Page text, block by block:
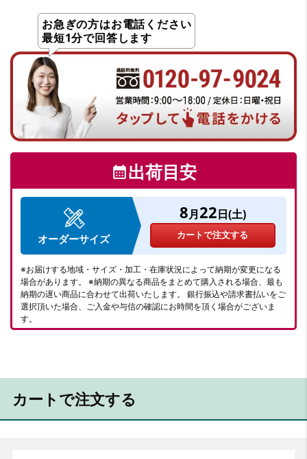
お急ぎの方はお電話ください
最短1分で回答します
calendar_month出荷目安
オーダーサイズ
8月22日(土)
カートで注文する
※お届けする地域・サイズ・加工・在庫状況によって納期が変更になる
場合があります。 ※納期の異なる商品をまとめて購入される場合、最も
納期の遅い商品に合わせて出荷いたします。 銀行振込や請求書払いをご
選択頂いた場合、ご入金や与信の確認にお時間を頂く場合がございま
す。
カートで注文する